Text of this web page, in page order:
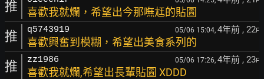
推 喜歡我就爛，希望出今那嘸尪的貼圖
推 q5743919 05/06 15:04, 4年前 , 22F
喜歡興奮到模糊，希望出美食系列的
推 zz1986 05/06 17:26, 4年前 , 23F
喜歡我就爛,希望出長輩貼圖 XDDD